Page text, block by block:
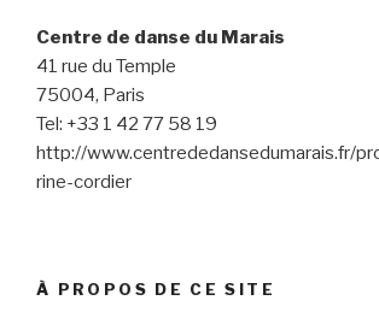
Centre de danse du Marais
41 rue du Temple
75004, Paris
Tel: +33 1 42 77 58 19
http://www.centrededansedumarais.fr/
rine-cordier
À PROPOS DE CE SITE